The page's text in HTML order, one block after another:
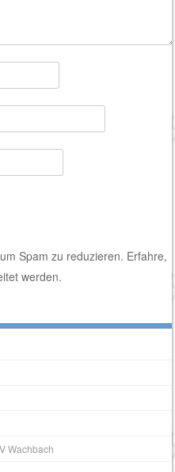
Spam zu reduzieren. Erfahre,
werden.
Wachbach